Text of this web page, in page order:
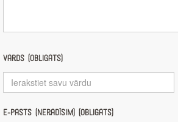
Vārds (obligāts)
E-pasts (nerādīsim) (obligāts)